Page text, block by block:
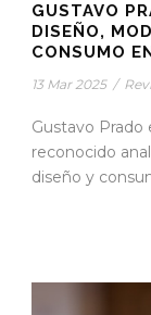
GUSTAVO
DISEÑO,
CONSUMO
13 Mar 2025 /
Gustavo Prado
reconocido
diseño y